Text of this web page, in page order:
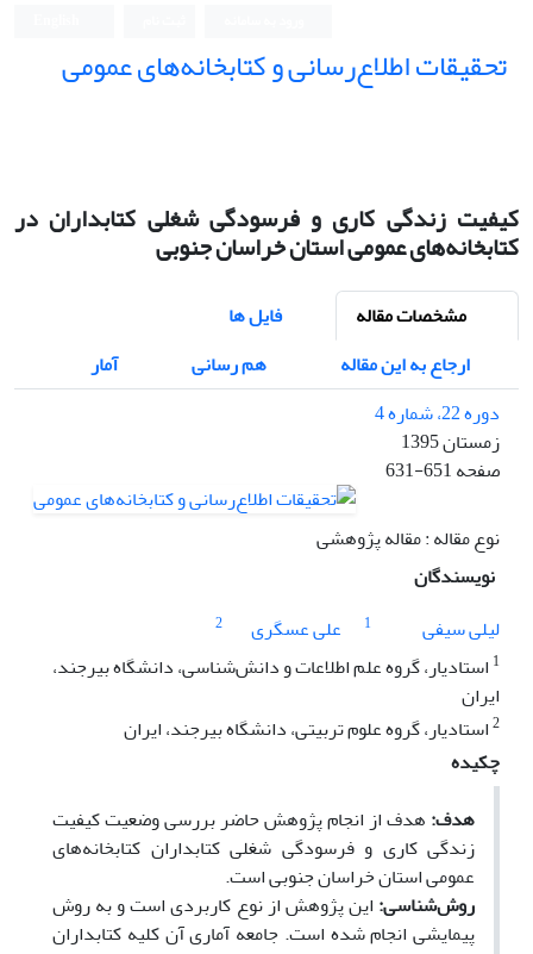
تحقیقات اطلاع‌رسانی و کتابخانه‌های عمومی
کیفیت زندگی کاری و فرسودگی شغلی کتابداران در
کتابخانه‌های عمومی استان خراسان جنوبی
مشخصات مقاله
فایل ها
ارجاع به این مقاله
هم رسانی
آمار
دوره 22، شماره 4
زمستان 1395
صفحه631-651
نوع مقاله : مقاله پژوهشی
نویسندگان
لیلی سیفی
1 علی عسگری
2
1 استادیار، گروه علم اطلاعات و دانش‌شناسی، دانشگاه بیرجند،
ایران
2استادیار، گروه علوم تربیتی، دانشگاه بیرجند، ایران
چکیده
هدف: هدف از انجام پژوهش حاضر بررسی وضعیت کیفیت
زندگی کاری و فرسودگی شغلی کتابداران کتابخانه‌های
عمومی استان خراسان جنوبی است.
روش‌شناسی: این پژوهش از نوع کاربردی است و به روش
پیمایشی انجام شده است. جامعه آماری آن کلیه کتابداران